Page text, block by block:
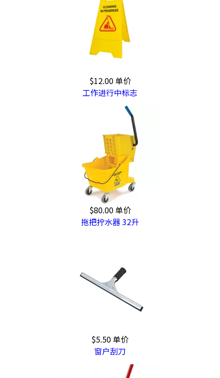
$12.00单价
工作进行中标志
$80.00单价
拖把拧水器 32升
$5.50单价
窗户刮刀